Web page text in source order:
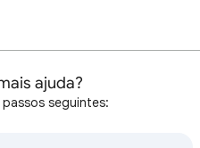
ajuda?
seguintes: